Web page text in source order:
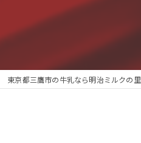
宅配
東京都三鷹市の牛乳なら明治ミルクの里